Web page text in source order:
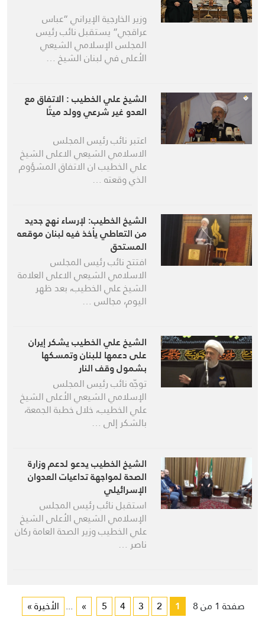
وزير الخارجية الإيراني “عباس
عراقجي” يستقبل نائب رئيس
المجلس الإسلامي الشيعي
الأعلى في لبنان الشيخ …
الشيخ علي الخطيب : الاتفاق مع
العدو غير شرعي وولد ميتًا
اعتبر نائب رئيس المجلس
الاسلامي الشيعي الاعلى الشيخ
علي الخطيب ان الاتفاق المشؤوم
الذي وقعته …
الشيخ الخطيب: لإرساء نهج جديد
من التعاطي يأخذ فيه لبنان موقعه
المستحق
افتتح نائب رئيس المجلس
الاسلامي الشيعي الاعلى العلامة
الشيخ علي الخطيب، بعد ظهر
اليوم، مجالس …
الشيخ علي الخطيب يشكر إيران
على دعمها للبنان وتمسكها
بشمول وقف النار
توجّه نائب رئيس المجلس
الإسلامي الشيعي الأعلى الشيخ
علي الخطيب، خلال خطبة الجمعة،
بالشكر إلى …
الشيخ الخطيب يدعو لدعم وزارة
الصحة لمواجهة تداعيات العدوان
الإسرائيلي
استقبل نائب رئيس المجلس
الإسلامي الشيعي الأعلى الشيخ
علي الخطيب وزير الصحة العامة ركان
ناصر …
صفحة 1 من 8 1
2
3
4
5
»
... الأخيرة »